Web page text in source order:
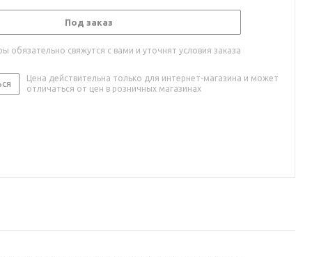
Под заказ
обязательно свяжутся с вами и уточнят условия заказа
Цена действительна только для интернет-магазина и может
отличаться от цен в розничных магазинах